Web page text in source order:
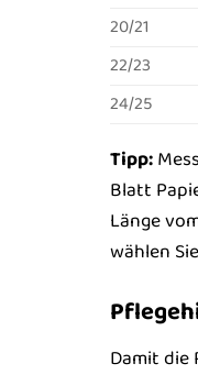
20/21
22/23
24/25
Tipp:
Blatt
Länge
wählen
Damit die